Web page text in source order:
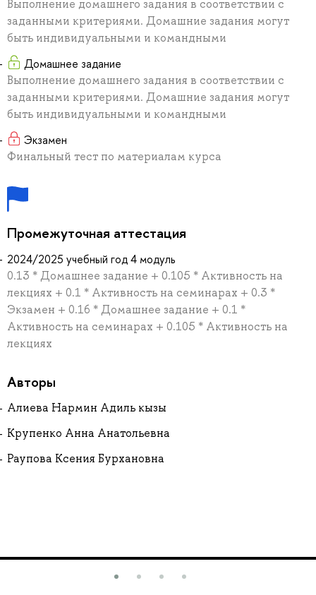
Выполнение домашнего задания в соответствии с
заданными критериями. Домашние задания могут
быть индивидуальными и командными
Домашнее задание
Выполнение домашнего задания в соответствии с
заданными критериями. Домашние задания могут
быть индивидуальными и командными
Экзамен
Финальный тест по материалам курса
Промежуточная аттестация
2024/2025 учебный год 4 модуль
0.13 * Домашнее задание + 0.105 * Активность на
лекциях + 0.1 * Активность на семинарах + 0.3 *
Экзамен + 0.16 * Домашнее задание + 0.1 *
Активность на семинарах + 0.105 * Активность на
лекциях
Авторы
Алиева Нармин Адиль кызы
Крупенко Анна Анатольевна
Раупова Ксения Бурхановна